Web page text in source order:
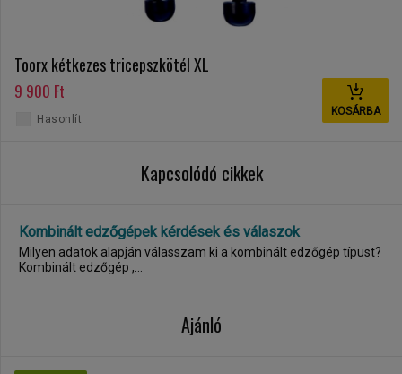
Toorx kétkezes tricepszkötél XL
9 900 Ft
KOSÁRBA
Hasonlít
Kapcsolódó cikkek
Kombinált edzőgépek kérdések és válaszok
Milyen adatok alapján válasszam ki a kombinált edzőgép típust?
Kombinált edzőgép ,...
Ajánló